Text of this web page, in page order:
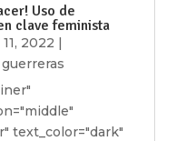
Uso de
clave feminista
2022 |
text_color="dark"